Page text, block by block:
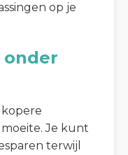
op je
onder
Je kunt
terwijl